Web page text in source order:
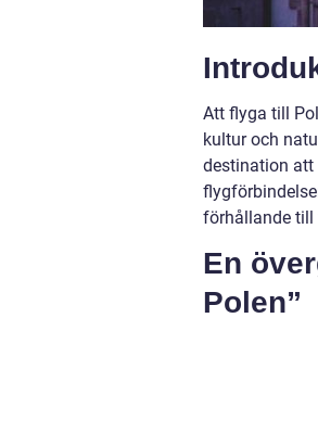
Att flyga till
kultur och
destination att
förhållande till
En
Polen”